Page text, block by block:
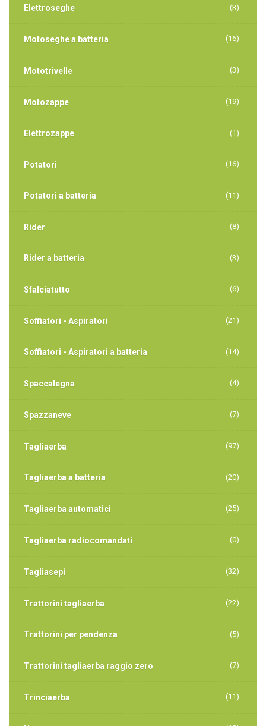
Elettroseghe (3)
Motoseghe a batteria (16)
Mototrivelle (3)
Motozappe (19)
Elettrozappe (1)
Potatori (16)
Potatori a batteria (11)
Rider (8)
Rider a batteria (3)
Sfalciatutto (6)
Soffiatori - Aspiratori (21)
Soffiatori - Aspiratori a batteria (14)
Spaccalegna (4)
Spazzaneve (7)
Tagliaerba (97)
Tagliaerba a batteria (20)
Tagliaerba automatici (25)
Tagliaerba radiocomandati (0)
Tagliasepi (32)
Trattorini tagliaerba (22)
Trattorini per pendenza (5)
Trattorini tagliaerba raggio zero (7)
Trinciaerba (11)